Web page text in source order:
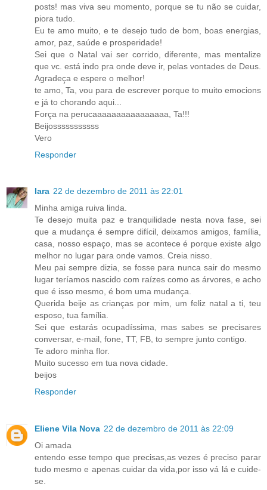
posts! mas viva seu momento, porque se tu não se cuidar,
piora tudo.
Eu te amo muito, e te desejo tudo de bom, boas energias,
amor, paz, saúde e prosperidade!
Sei que o Natal vai ser corrido, diferente, mas mentalize
que vc. está indo pra onde deve ir, pelas vontades de Deus.
Agradeça e espere o melhor!
te amo, Ta, vou para de escrever porque to muito emocions
e já to chorando aqui...
Força na perucaaaaaaaaaaaaaaaa, Ta!!!
Beijosssssssssss
Vero
Responder
Iara 22 de dezembro de 2011 às 22:01
Minha amiga ruiva linda.
Te desejo muita paz e tranquilidade nesta nova fase, sei
que a mudança é sempre difícil, deixamos amigos, família,
casa, nosso espaço, mas se acontece é porque existe algo
melhor no lugar para onde vamos. Creia nisso.
Meu pai sempre dizia, se fosse para nunca sair do mesmo
lugar teríamos nascido com raízes como as árvores, e acho
que é isso mesmo, é bom uma mudança.
Querida beije as crianças por mim, um feliz natal a ti, teu
esposo, tua família.
Sei que estarás ocupadíssima, mas sabes se precisares
conversar, e-mail, fone, TT, FB, to sempre junto contigo.
Te adoro minha flor.
Muito sucesso em tua nova cidade.
beijos
Responder
Eliene Vila Nova 22 de dezembro de 2011 às 22:09
Oi amada
entendo esse tempo que precisas,as vezes é preciso parar
tudo mesmo e apenas cuidar da vida,por isso vá lá e cuide-
se.